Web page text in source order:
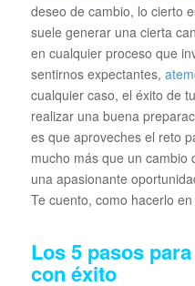
deseo de cambio, lo cierto
suele generar una cierta
en cualquier proceso que
sentirnos expectantes,
cualquier caso, el éxito de
realizar una buena
es que aproveches el reto
mucho más que un cambio
una apasionante
Te cuento, como hacerlo
Los 5 pasos
con éxito